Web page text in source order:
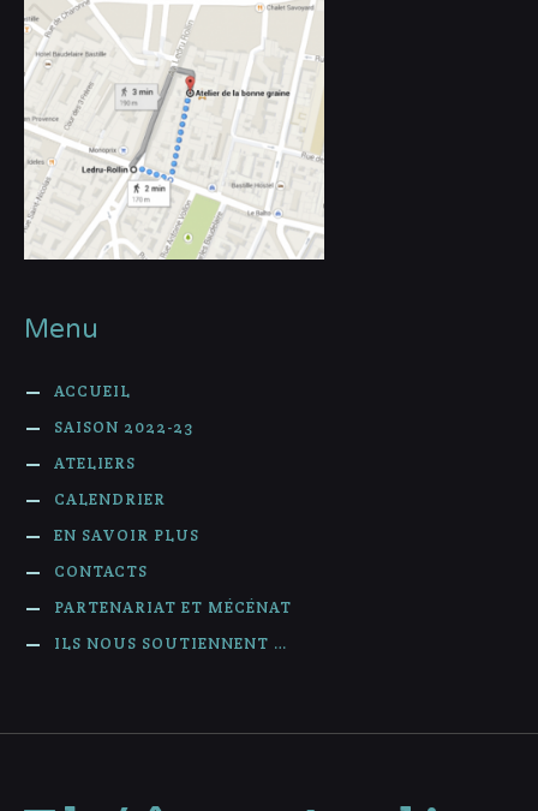
Menu
ACCUEIL
SAISON 2022-23
ATELIERS
CALENDRIER
EN SAVOIR PLUS
CONTACTS
PARTENARIAT ET MÉCÉNAT
ILS NOUS SOUTIENNENT …